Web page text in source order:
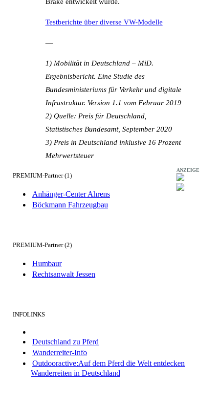
Testberichte über diverse VW-Modelle
—
1) Mobilität in Deutschland – MiD.
Ergebnisbericht. Eine Studie des
Bundesministeriums für Verkehr und digitale
Infrastruktur. Version 1.1 vom Februar 2019
2) Quelle: Preis für Deutschland,
Statistisches Bundesamt, September 2020
3) Preis in Deutschland inklusive 16 Prozent
Mehrwertsteuer
ANZEIGE
PREMIUM-Partner (1)
Anhänger-Center Ahrens
Böckmann Fahrzeugbau
PREMIUM-Partner (2)
Humbaur
Rechtsanwalt Jessen
INFOLINKS
Deutschland zu Pferd
Wanderreiter-Info
Outdooractive:Auf dem Pferd die Welt entdecken
Wanderreiten in Deutschland